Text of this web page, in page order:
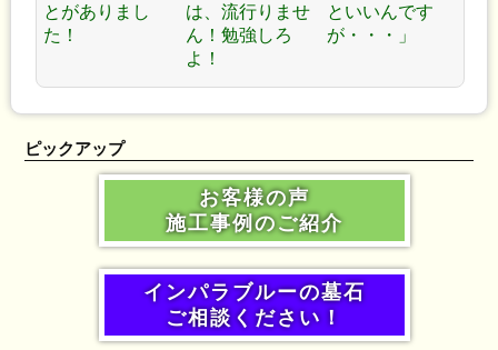
とがありまし
た！
は、流行りませ
ん！勉強しろ
よ！
といいんです
が・・・」
ピックアップ
お客様の声
施工事例のご紹介
インパラブルーの墓石
ご相談ください！